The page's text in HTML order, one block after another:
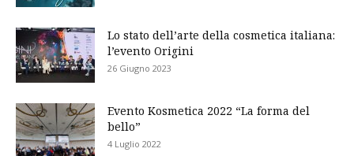
Lo stato dell’arte della cosmetica italiana:
l’evento Origini
26 Giugno 2023
Evento Kosmetica 2022 “La forma del
bello”
4 Luglio 2022